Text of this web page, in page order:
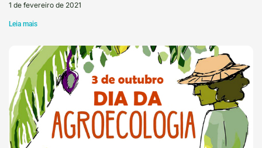
1 de fevereiro de 2021
Leia mais